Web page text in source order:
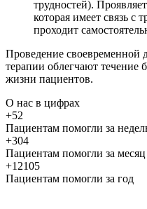
трудностей).
которая имеет связь
проходит
Проведение своевременной
терапии облегчают течение
жизни пациентов.
О нас в цифрах
+52
Пациентам помогли за
+304
Пациентам помогли за месяц
+12105
Пациентам помогли за год